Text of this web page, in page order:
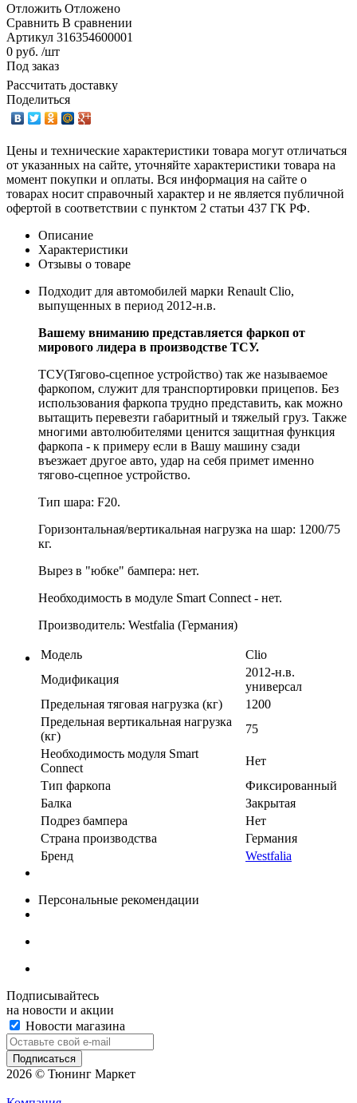
Отложить Отложено
Сравнить В сравнении
Артикул 316354600001
0 руб. /шт
Под заказ
Рассчитать доставку
Поделиться
Цены и технические характеристики товара могут отличаться
от указанных на сайте, уточняйте характеристики товара на
момент покупки и оплаты. Вся информация на сайте о
товарах носит справочный характер и не является публичной
офертой в соответствии с пунктом 2 статьи 437 ГК РФ.
Описание
Характеристики
Отзывы о товаре
Подходит для автомобилей марки Renault Clio,
выпущенных в период 2012-н.в.
Вашему вниманию представляется фаркоп от
мирового лидера в производстве ТСУ.
ТСУ(Тягово-сцепное устройство) так же называемое
фаркопом, служит для транспортировки прицепов. Без
использования фаркопа трудно представить, как можно
вытащить перевезти габаритный и тяжелый груз. Также
многими автолюбителями ценится защитная функция
фаркопа - к примеру если в Вашу машину сзади
въезжает другое авто, удар на себя примет именно
тягово-сцепное устройство.
Тип шара: F20.
Горизонтальная/вертикальная нагрузка на шар: 1200/75
кг.
Вырез в "юбке" бампера: нет.
Необходимость в модуле Smart Connect - нет.
Производитель: Westfalia (Германия)
Модель
Clio
Модификация
2012-н.в.
универсал
Предельная тяговая нагрузка (кг)
1200
Предельная вертикальная нагрузка
(кг)
75
Необходимость модуля Smart
Connect
Нет
Тип фаркопа
Фиксированный
Балка
Закрытая
Подрез бампера
Нет
Страна производства
Германия
Бренд
Westfalia
Персональные рекомендации
Подписывайтесь
на новости и акции
Новости магазина
2026 © Тюнинг Маркет